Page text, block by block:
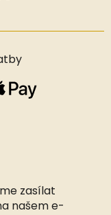
zasílat
našem e-